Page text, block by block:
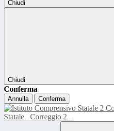
Chiudi
Chiudi
Conferma
Annulla Conferma
Statale
Correggio 2